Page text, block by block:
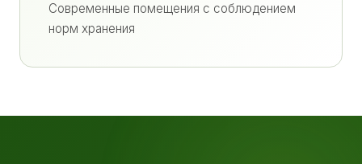
Современные помещения с соблюдением
норм хранения